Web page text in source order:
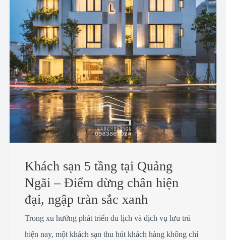
Khách sạn 5 tầng tại Quảng
Ngãi – Điểm dừng chân hiện
đại, ngập tràn sắc xanh
Trong xu hướng phát triển du lịch và dịch vụ lưu trú
hiện nay, một khách sạn thu hút khách hàng không chỉ